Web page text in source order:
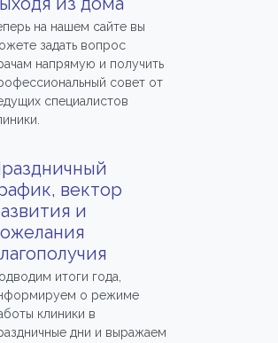
на нашем сайте вы
задать вопрос
напрямую и получить
совет от
специалистов
вектор
и
итоги года,
о режиме
клиники в
дни и выражаем